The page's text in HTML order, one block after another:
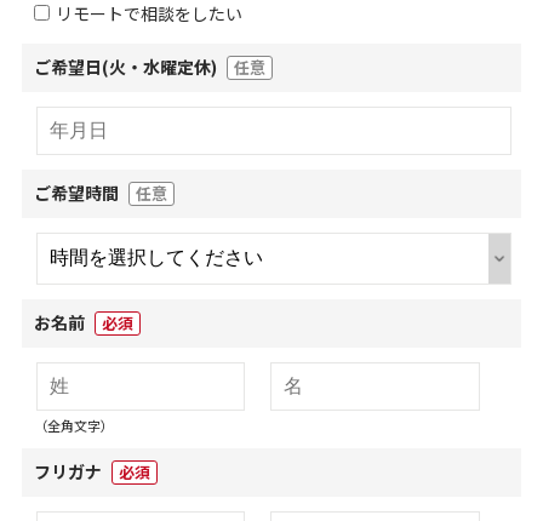
リモートで相談をしたい
ご希望日(火・水曜定休) 任意
ご希望時間 任意
お名前 必須
（全角文字）
フリガナ 必須